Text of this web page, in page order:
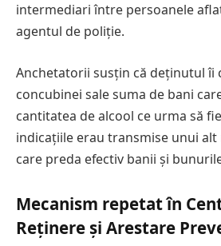
intermediari între persoanele
agentul de poliție.
Anchetatorii susțin că deținutul îi
concubinei sale suma de bani
cantitatea de alcool ce urma să
indicațiile erau transmise unui
care preda efectiv banii și
Mecanism repetat în
Reținere și Arestare